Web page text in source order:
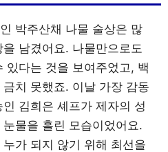
박주산채 나물 술상은 많
남겼어요. 나물만으로도
있다는 것을 보여주었고, 백
치 못했죠. 이날 가장 감동
김희은 셰프가 제자의 성
물을 흘린 모습이었어요.
가 되지 않기 위해 최선을